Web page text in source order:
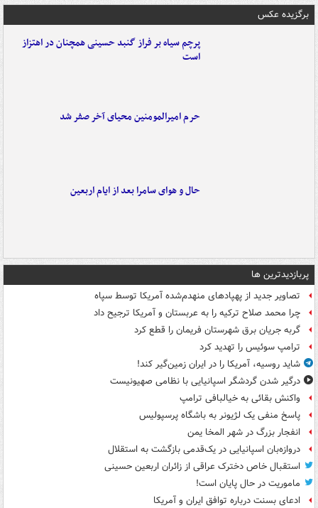
برگزیده عکس
پرچم سیاه بر فراز گنبد حسینی همچنان در اهتزاز
است
حرم امیرالمومنین محیای آخر صفر شد
حال و هوای سامرا بعد از ایام اربعین
پربازدیدترین ها
تصاویر جدید از پهپادهای منهدم‌شده آمریکا توسط سپاه
چرا محمد صلاح ترکیه را به عربستان و آمریکا ترجیح داد
گربه جریان برق شهرستان فریمان را قطع کرد
ترامپ سوئیس را تهدید کرد
شاید روسیه، آمریکا را در ایران زمین‌گیر کند!
درگیر شدن گردشگر اسپانیایی با نظامی صهیونیست
واکنش بقائی به خیالبافی ترامپ
پاسخ منفی یک لژیونر به باشگاه پرسپولیس
انفجار بزرگ در شهر المخا یمن
دروازه‌بان اسپانیایی در یک‌قدمی بازگشت به استقلال
استقبال خاص دخترک عراقی از زائران اربعین حسینی
ماموریت در حال پایان است!
ادعای بسنت درباره توافق ایران و آمریکا